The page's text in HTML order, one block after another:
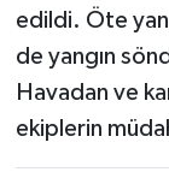
edildi. Öte
de yangın
Havadan ve
ekiplerin